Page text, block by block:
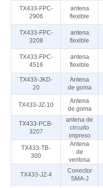
TX433-FPC-
2906
antena
flexible
TX433-FPC-
3208
antena
flexible
TX433-FPC-
4516
antena
flexible
TX433-JKD-
20
Antena
de goma
TX433-JZ-10
Antena
de goma
TX433-PCB-
3207
antena de
circuito
impreso
TX433-TB-
300
Antena
de
ventosa
TX433-JZ-4
Conector
SMA-J